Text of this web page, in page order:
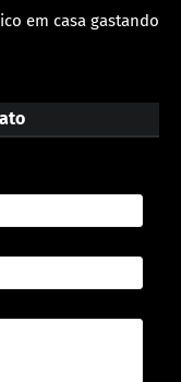
em casa gastando